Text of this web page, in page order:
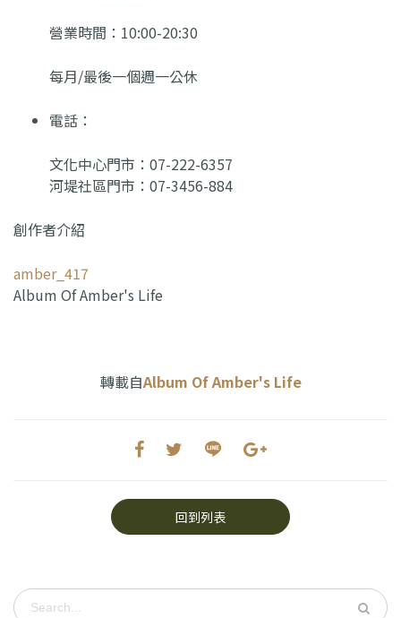
營業時間：10:00-20:30
每月/最後一個週一公休
電話：
文化中心門市：07-222-6357
河堤社區門市：07-3456-884
創作者介紹
amber_417
Album Of Amber's Life
轉載自Album Of Amber's Life
回到列表